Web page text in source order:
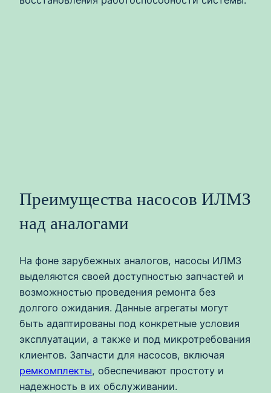
Преимущества насосов ИЛМЗ
над аналогами
На фоне зарубежных аналогов, насосы ИЛМЗ
выделяются своей доступностью запчастей и
возможностью проведения ремонта без
долгого ожидания. Данные агрегаты могут
быть адаптированы под конкретные условия
эксплуатации, а также и под микротребования
клиентов. Запчасти для насосов, включая
ремкомплекты, обеспечивают простоту и
надежность в их обслуживании.